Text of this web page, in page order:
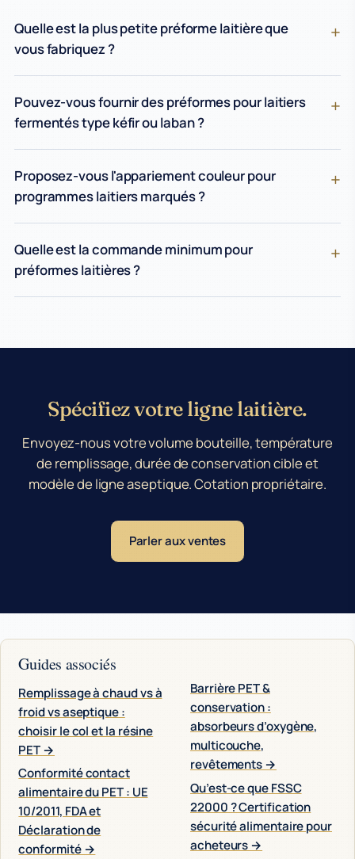
Quelle est la plus petite préforme laitière que
vous fabriquez ?
Pouvez-vous fournir des préformes pour laitiers
fermentés type kéfir ou laban ?
Proposez-vous l'appariement couleur pour
programmes laitiers marqués ?
Quelle est la commande minimum pour
préformes laitières ?
Spécifiez votre ligne laitière.
Envoyez-nous votre volume bouteille, température
de remplissage, durée de conservation cible et
modèle de ligne aseptique. Cotation propriétaire.
Parler aux ventes
Guides associés
Remplissage à chaud vs à
froid vs aseptique :
choisir le col et la résine
PET →
Conformité contact
alimentaire du PET : UE
10/2011, FDA et
Déclaration de
conformité →
Barrière PET &
conservation :
absorbeurs d’oxygène,
multicouche,
revêtements →
Qu’est-ce que FSSC
22000 ? Certification
sécurité alimentaire pour
acheteurs →